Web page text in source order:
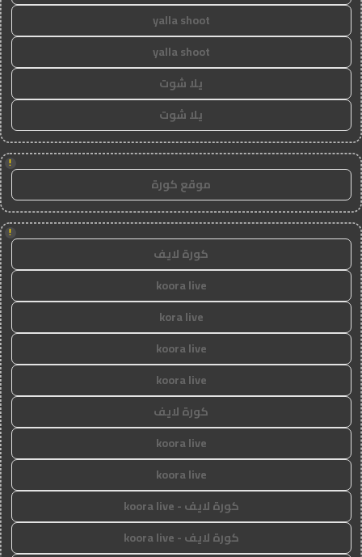
yalla shoot
yalla shoot
يلا شوت
يلا شوت
!
موقع كورة
!
كورة لايف
koora live
kora live
koora live
koora live
كورة لايف
koora live
koora live
كورة لايف - koora live
كورة لايف - koora live